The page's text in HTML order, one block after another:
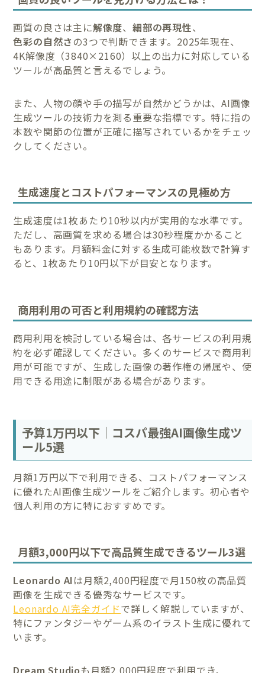
画質の良さは主に解像度、細部の再現性、
色彩の自然さ の3つで判断できます。2025年現在、
4K解像度（3840×2160）以上の出力に対応している
ツールが高品質と言えるでしょう。
また、人物の顔や手の描写が自然かどうかは、AI画像
生成ツールの技術力を測る重要な指標です。特に指の
本数や関節の位置が正確に描写されているかをチェッ
クしてください。
生成速度とコストパフォーマンスの見極め方
生成速度は1枚あたり10秒以内が実用的な水準です。
ただし、高画質を求める場合は30秒程度かかること
もあります。月額料金に対する生成可能枚数で計算す
ると、1枚あたり10円以下が目安となります。
商用利用の可否と利用規約の確認方法
商用利用を検討している場合は、各サービスの利用規
約を必ず確認してください。多くのサービスで商用利
用が可能ですが、生成した画像の著作権の帰属や、使
用できる用途に制限がある場合があります。
予算1万円以下｜コスパ最強AI画像生成ツ
ール5選
月額1万円以下で利用できる、コストパフォーマンス
に優れたAI画像生成ツールをご紹介します。初心者や
個人利用の方に特におすすめです。
月額3,000円以下で高品質生成できるツール3選
Leonardo AIは月額2,400円程度で月150枚の高品質
画像を生成できる優秀なサービスです。
Leonardo AI完全ガイドで詳しく解説していますが、
特にファンタジーやゲーム系のイラスト生成に優れて
います。